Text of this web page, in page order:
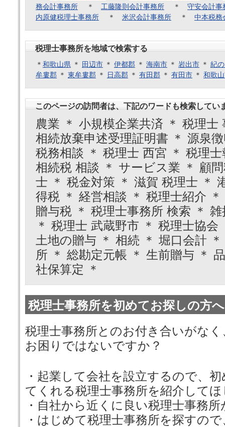
務会計事務所 ＊ 工藤隆則会計事務所 ＊ 守安会計事
内原健税理士事務所 ＊ 米沢会計事務所 ＊ 中本税務
税理士事務所を地域で検索する
＊ 和歌山県 ＊ 田辺市 ＊ 伊都郡 ＊ 海南市 ＊ 岩出市 ＊ 紀
牟婁郡 ＊ 東牟婁郡 ＊ 日高郡 ＊ 有田郡 ＊ 有田市 ＊ 和歌
このページの訪問者は、下記のワードも検索してい
農業 ＊ 小規模企業共済 ＊ 税理士
相続放棄申述受理証明書 ＊ 源泉
税務相談 ＊ 税理士 西宮 ＊ 税理
相続税 相談 ＊ サービス業 ＊ 顧
士 ＊ 税金対策 ＊ 滋賀 税理士 ＊
得税 ＊ 経営相談 ＊ 税理士紹介
贈与税 ＊ 税理士事務所 検索 ＊
＊ 税理士 武蔵野市 ＊ 税理士協
土地の贈与 ＊ 相続 ＊ 堀口会計
所 ＊ 総勘定元帳 ＊ 生前贈与 ＊
社保算定 ＊
税理士事務所を初めてお探しの方へ
税理士事務所とのお付き合いがな
お困りではないですか？
・起業して会社を設立するので、
てくれる税理士事務所を紹介して
・自社から近くに良い税理士事務
・はじめて税理士事務所を探すの